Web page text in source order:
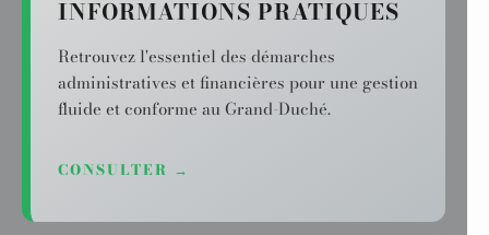
INFORMATIONS PRATIQUES
Retrouvez l'essentiel des démarches
administratives et financières pour une gestion
fluide et conforme au Grand-Duché.
CONSULTER →